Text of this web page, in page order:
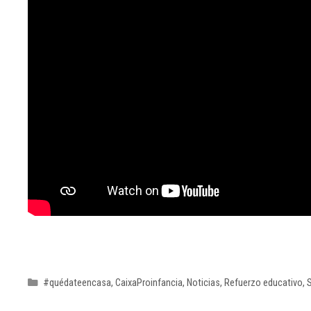
#quédateencasa, CaixaProinfancia, Noticias, Refuerzo educativo,